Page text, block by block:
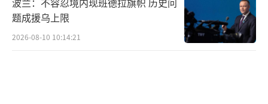
题成援乌上限
2026-08-10 10:14:21